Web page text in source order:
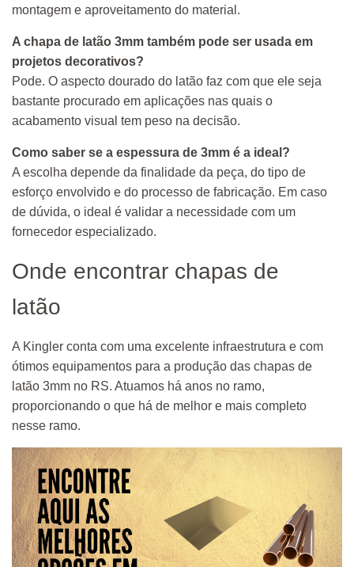
montagem e aproveitamento do material.
A chapa de latão 3mm também pode ser usada em
projetos decorativos?
Pode. O aspecto dourado do latão faz com que ele seja
bastante procurado em aplicações nas quais o
acabamento visual tem peso na decisão.
Como saber se a espessura de 3mm é a ideal?
A escolha depende da finalidade da peça, do tipo de
esforço envolvido e do processo de fabricação. Em caso
de dúvida, o ideal é validar a necessidade com um
fornecedor especializado.
Onde encontrar chapas de
latão
A Kingler conta com uma excelente infraestrutura e com
ótimos equipamentos para a produção das chapas de
latão 3mm no RS. Atuamos há anos no ramo,
proporcionando o que há de melhor e mais completo
nesse ramo.